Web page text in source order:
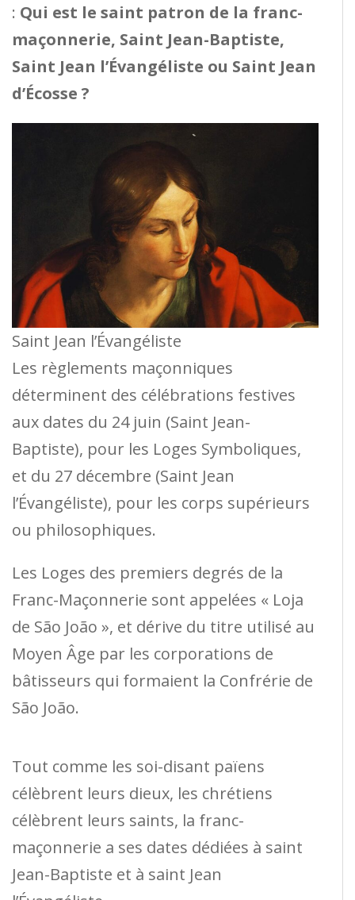
: Qui est le saint patron de la franc-
maçonnerie, Saint Jean-Baptiste,
Saint Jean l’Évangéliste ou Saint Jean
d’Écosse ?
Saint Jean l’Évangéliste
Les règlements maçonniques
déterminent des célébrations festives
aux dates du 24 juin (Saint Jean-
Baptiste), pour les Loges Symboliques,
et du 27 décembre (Saint Jean
l’Évangéliste), pour les corps supérieurs
ou philosophiques.
Les Loges des premiers degrés de la
Franc-Maçonnerie sont appelées « Loja
de São João », et dérive du titre utilisé au
Moyen Âge par les corporations de
bâtisseurs qui formaient la Confrérie de
São João.
Tout comme les soi-disant païens
célèbrent leurs dieux, les chrétiens
célèbrent leurs saints, la franc-
maçonnerie a ses dates dédiées à saint
Jean-Baptiste et à saint Jean